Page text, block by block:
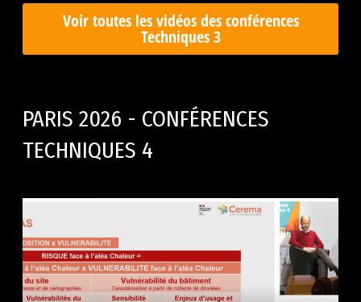
Voir toutes les vidéos des conférences
Techniques 3
PARIS 2026 - CONFÉRENCES
TECHNIQUES 4